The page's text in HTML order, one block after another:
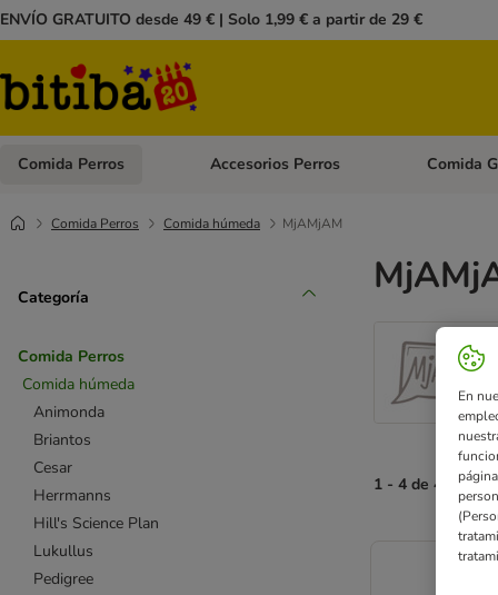
ENVÍO GRATUITO desde 49 € | Solo 1,99 € a partir de 29 €
Comida Perros Menú de categoria abierto: Comida Perros
Accesorios Perros Menú de
Comida
Comida Perros Comida húmeda MjAMjAM
Categoría
Comida Perros
Comida húmeda
Animonda
Briantos
Cesar
Herrmanns
Hill's Science Plan
Lukullus
Pedigree
1 - 4 de 4
En